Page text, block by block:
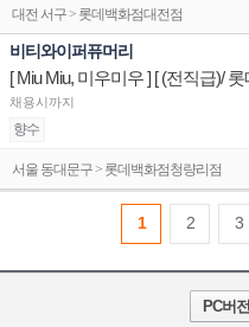
대전 서구 > 롯데백화점대전점
비티와이퍼퓨머리
채용시까지
향수
서울 동대문구 > 롯데백화점청량리점
1 2 3
PC버전